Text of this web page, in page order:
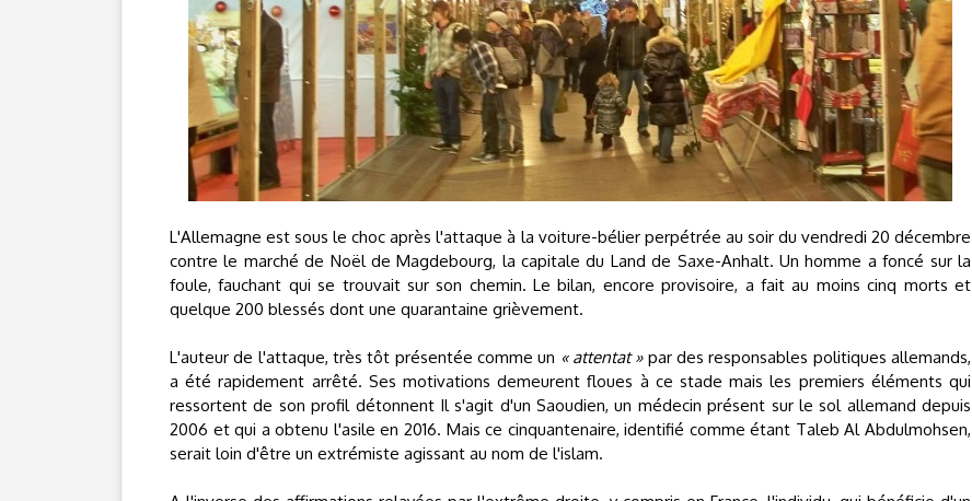
L'Allemagne est sous le choc après l'attaque à la voiture-bélier perpétrée au soir du vendredi 20 décembre
contre le marché de Noël de Magdebourg, la capitale du Land de Saxe-Anhalt. Un homme a foncé sur la
foule, fauchant qui se trouvait sur son chemin. Le bilan, encore provisoire, a fait au moins cinq morts et
quelque 200 blessés dont une quarantaine grièvement.
L'auteur de l'attaque, très tôt présentée comme un « attentat »par des responsables politiques allemands,
a été rapidement arrêté. Ses motivations demeurent floues à ce stade mais les premiers éléments qui
ressortent de son profil détonnent Il s'agit d'un Saoudien, un médecin présent sur le sol allemand depuis
2006 et qui a obtenu l'asile en 2016. Mais ce cinquantenaire, identifié comme étant Taleb Al Abdulmohsen,
serait loin d'être un extrémiste agissant au nom de l'islam.